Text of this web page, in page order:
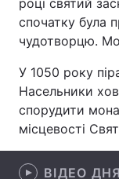
Спорт
Зброя
Здоров'я
Цікавинки
році святий
спочатку була
чудотворцю.
У 1050 року
Насельники
спорудити
місцевості
ВІДЕО ДНЯ